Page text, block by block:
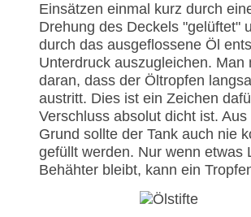
Einsätzen einmal kurz durch
Drehung des Deckels "gelüftet"
durch das ausgeflossene Öl
Unterdruck auszugleichen. Man
daran, dass der Öltropfen
austritt. Dies ist ein Zeichen
Verschluss absolut dicht ist. Aus
Grund sollte der Tank auch nie
gefüllt werden. Nur wenn etwas
Behähter bleibt, kann ein